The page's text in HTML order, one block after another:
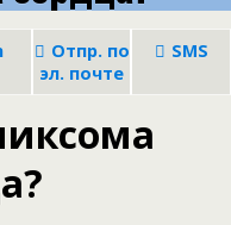
Отпр. по
эл. почте
SMS